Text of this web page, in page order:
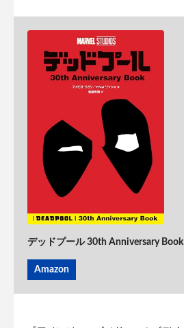
デッドプール 30th Anniversary Book
Amazon